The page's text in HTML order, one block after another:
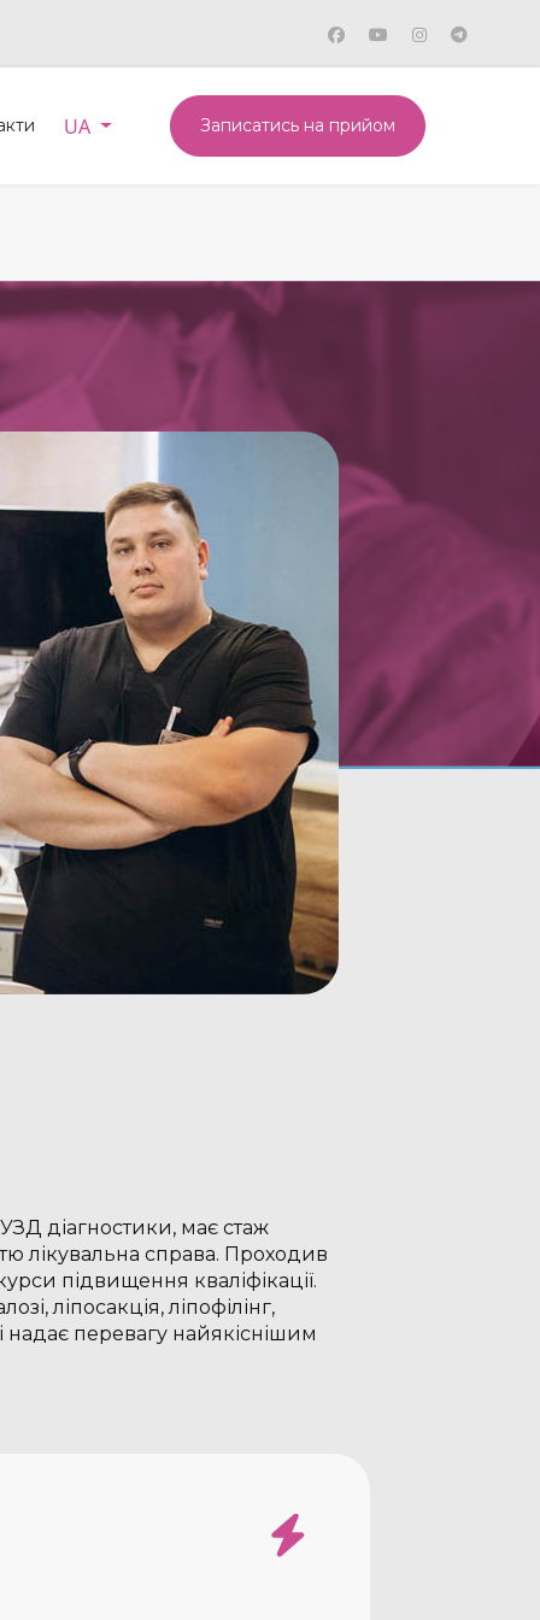
Оберіть свою мову
UA Записатись на прийом
діагностики, має стаж
лікувальна справа. Проходив
підвищення кваліфікації.
ліпосакція, ліпофілінг,
надає перевагу найякіснішим